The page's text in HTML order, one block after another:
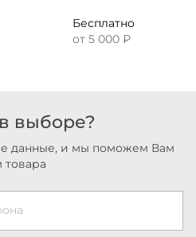
Бесплатно
от 5 000 ₽
выборе?
данные, и мы поможем Вам
товара